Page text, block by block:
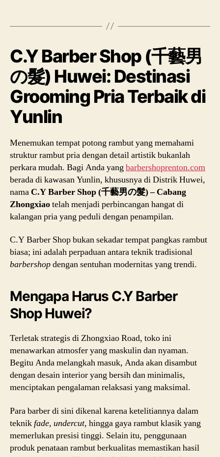
C.Y Barber Shop (千藝男
の髮) Huwei: Destinasi
Grooming Pria Terbaik di
Yunlin
Menemukan tempat potong rambut yang memahami
struktur rambut pria dengan detail artistik bukanlah
perkara mudah. Bagi Anda yangbarbershoprenton.com
berada di kawasan Yunlin, khususnya di Distrik Huwei,
nama C.Y Barber Shop (千藝男の髮) – Cabang
Zhongxiaotelah menjadi perbincangan hangat di
kalangan pria yang peduli dengan penampilan.
C.Y Barber Shop bukan sekadar tempat pangkas rambut
biasa; ini adalah perpaduan antara teknik tradisional
barbershopdengan sentuhan modernitas yang trendi.
Mengapa Harus C.Y Barber
Shop Huwei?
Terletak strategis di Zhongxiao Road, toko ini
menawarkan atmosfer yang maskulin dan nyaman.
Begitu Anda melangkah masuk, Anda akan disambut
dengan desain interior yang bersih dan minimalis,
menciptakan pengalaman relaksasi yang maksimal.
Para barber di sini dikenal karena ketelitiannya dalam
teknikfade, undercut, hingga gaya rambut klasik yang
memerlukan presisi tinggi. Selain itu, penggunaan
produk penataan rambut berkualitas memastikan hasil